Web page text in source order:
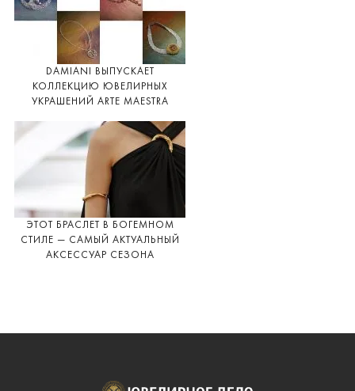
DAMIANI ВЫПУСКАЕТ
КОЛЛЕКЦИЮ ЮВЕЛИРНЫХ
УКРАШЕНИЙ ARTE MAESTRA
ЭТОТ БРАСЛЕТ В БОГЕМНОМ
СТИЛЕ — САМЫЙ АКТУАЛЬНЫЙ
АКСЕССУАР СЕЗОНА